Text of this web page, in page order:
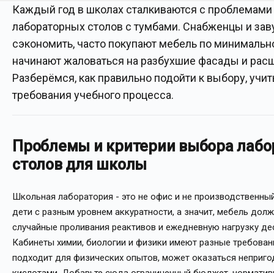
Каждый год в школах сталкиваются с
лабораторных столов с тумбами. Снабженцы и
сэкономить, часто покупают мебель по
начинают жаловаться на разбухшие фасады и
Разберёмся, как правильно подойти к выбору,
требования учебного процесса.
Проблемы и критерии выбора
столов для школы
Школьная лаборатория - это не офис и не
дети с разным уровнем аккуратности, а значит, мебель
случайные проливания реактивов и ежедневную нагрузку
Кабинеты химии, биологии и физики имеют разные
подходит для физических опытов, может оказаться